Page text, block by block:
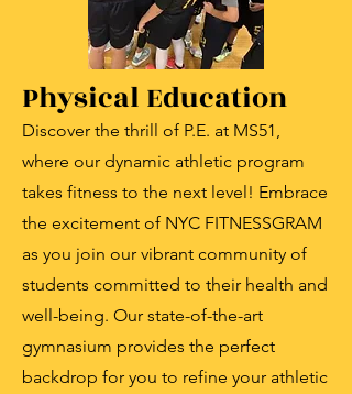
Physical Education
Discover the thrill of P.E. at MS51,
where our dynamic athletic program
takes fitness to the next level! Embrace
the excitement of NYC FITNESSGRAM
as you join our vibrant community of
students committed to their health and
well-being. Our state-of-the-art
gymnasium provides the perfect
backdrop for you to refine your athletic